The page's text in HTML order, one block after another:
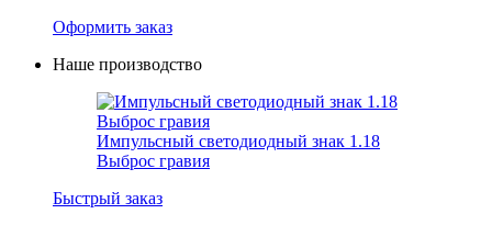
Оформить заказ
Наше производство
Импульсный светодиодный знак 1.18
Выброс гравия
Быстрый заказ